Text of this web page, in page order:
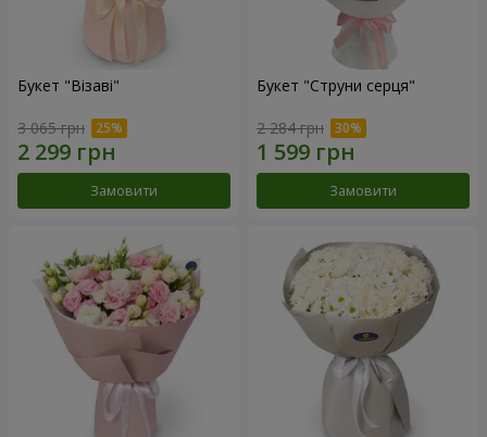
Букет "Візаві"
3 065 грн
Замовити
Букет "Струни серця"
2 284 грн
Замовити